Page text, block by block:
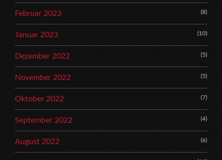
Februar 2023 (8)
Januar 2023 (10)
Dezember 2022 (5)
November 2022 (5)
Oktober 2022 (7)
September 2022 (4)
August 2022 (6)